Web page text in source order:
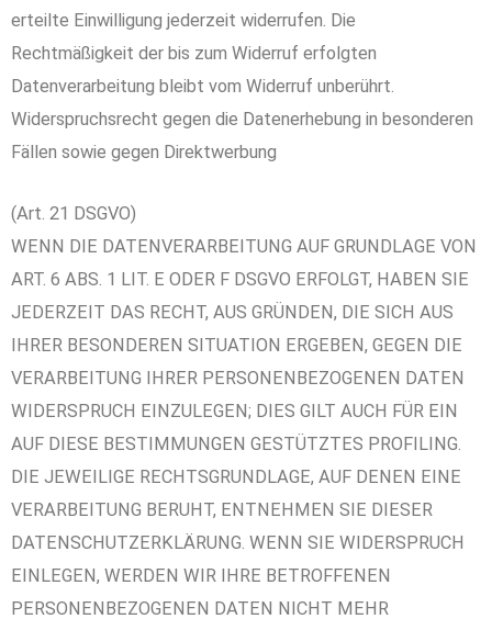
erteilte Einwilligung jederzeit widerrufen. Die
Rechtmäßigkeit der bis zum Widerruf erfolgten
Datenverarbeitung bleibt vom Widerruf unberührt.
Widerspruchsrecht gegen die Datenerhebung in besonderen
Fällen sowie gegen Direktwerbung
(Art. 21 DSGVO)
WENN DIE DATENVERARBEITUNG AUF GRUNDLAGE VON
ART. 6 ABS. 1 LIT. E ODER F DSGVO ERFOLGT, HABEN SIE
JEDERZEIT DAS RECHT, AUS GRÜNDEN, DIE SICH AUS
IHRER BESONDEREN SITUATION ERGEBEN, GEGEN DIE
VERARBEITUNG IHRER PERSONENBEZOGENEN DATEN
WIDERSPRUCH EINZULEGEN; DIES GILT AUCH FÜR EIN
AUF DIESE BESTIMMUNGEN GESTÜTZTES PROFILING.
DIE JEWEILIGE RECHTSGRUNDLAGE, AUF DENEN EINE
VERARBEITUNG BERUHT, ENTNEHMEN SIE DIESER
DATENSCHUTZERKLÄRUNG. WENN SIE WIDERSPRUCH
EINLEGEN, WERDEN WIR IHRE BETROFFENEN
PERSONENBEZOGENEN DATEN NICHT MEHR